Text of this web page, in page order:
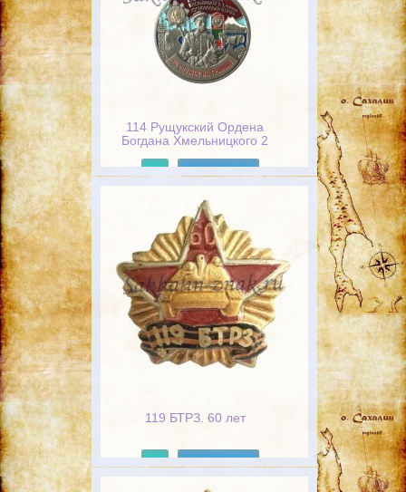
114 Рущукский Ордена
Богдана Хмельницкого 2
отряд, За службу на границе
/ Хранить державу долг и
119 БТРЗ. 60 лет